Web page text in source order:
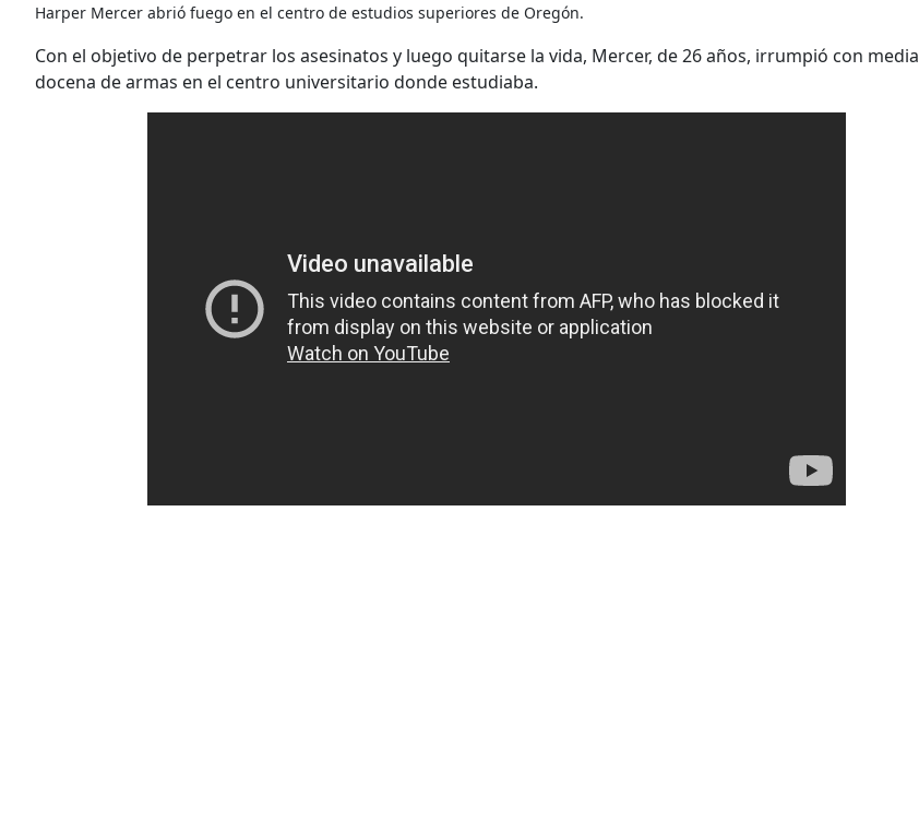
Harper Mercer abrió fuego en el centro de estudios superiores de Oregón.
Con el objetivo de perpetrar los asesinatos y luego quitarse la vida, Mercer, de 26 años, irrumpió con media
docena de armas en el centro universitario donde estudiaba.